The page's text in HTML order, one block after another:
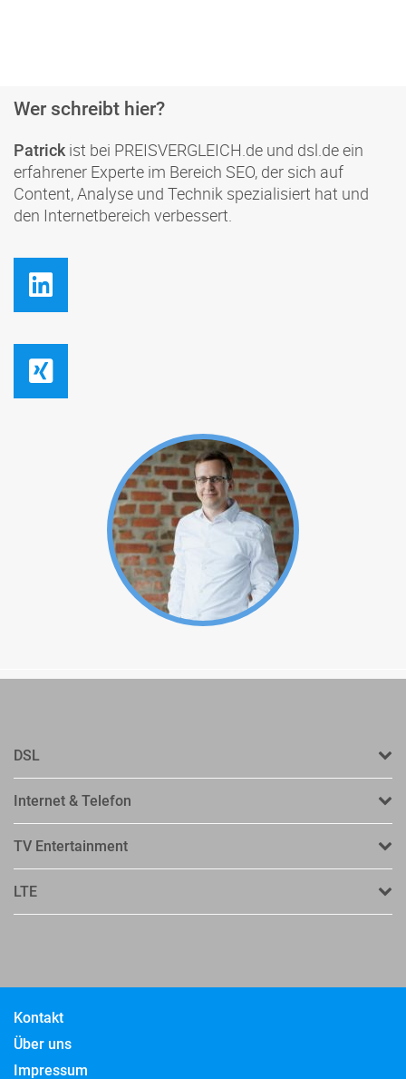
Wer schreibt hier?
Patrickist bei PREISVERGLEICH.de und dsl.de ein
erfahrener Experte im Bereich SEO, der sich auf
Content, Analyse und Technik spezialisiert hat und
den Internetbereich verbessert.
DSL
Internet & Telefon
TV Entertainment
LTE
Kontakt
Über uns
Impressum